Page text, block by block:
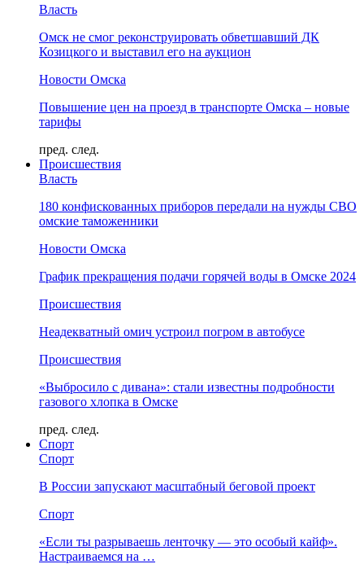
Власть
Омск не смог реконструировать обветшавший ДК
Козицкого и выставил его на аукцион
Новости Омска
Повышение цен на проезд в транспорте Омска – новые
тарифы
пред. след.
Происшествия
Власть
180 конфискованных приборов передали на нужды СВО
омские таможенники
Новости Омска
График прекращения подачи горячей воды в Омске 2024
Происшествия
Неадекватный омич устроил погром в автобусе
Происшествия
«Выбросило с дивана»: стали известны подробности
газового хлопка в Омске
пред. след.
Спорт
Спорт
В России запускают масштабный беговой проект
Спорт
«Если ты разрываешь ленточку — это особый кайф».
Настраиваемся на …